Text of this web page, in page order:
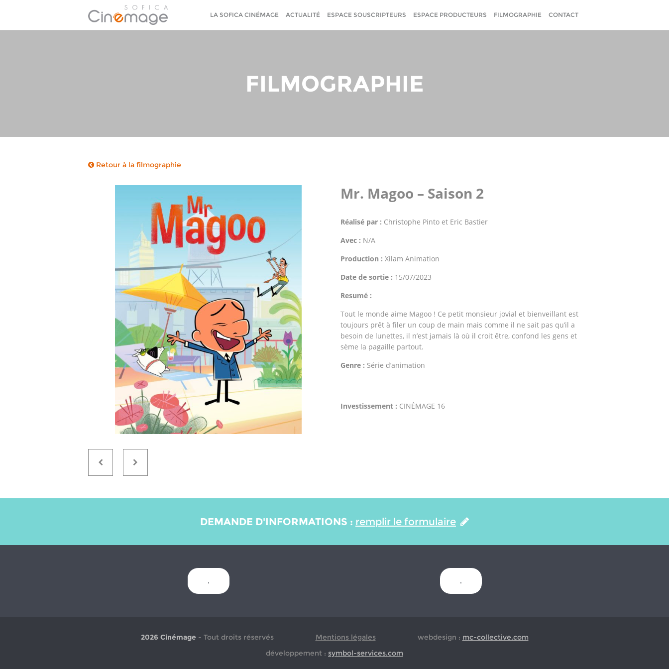
LA SOFICA CINÉMAGE ACTUALITÉ ESPACE SOUSCRIPTEURS ESPACE PRODUCTEURS FILMOGRAPHIE CONTACT
FILMOGRAPHIE
Retour à la filmographie
Mr. Magoo – Saison 2
Réalisé par : Christophe Pinto et Eric Bastier
Avec : N/A
Production : Xilam Animation
Date de sortie : 15/07/2023
Resumé :
Tout le monde aime Magoo ! Ce petit monsieur jovial et bienveillant est
toujours prêt à filer un coup de main mais comme il ne sait pas qu’il a
besoin de lunettes, il n’est jamais là où il croit être, confond les gens et
sème la pagaille partout.
Genre : Série d’animation
Investissement : CINÉMAGE 16
DEMANDE D'INFORMATIONS : remplir le formulaire
. .
2026 Cinémage - Tout droits réservés Mentions légales webdesign : mc-collective.com
développement : symbol-services.com